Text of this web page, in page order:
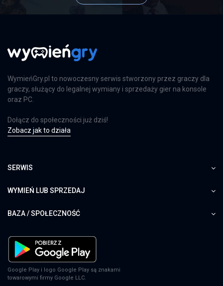
WymieńGry.pl to nowoczesny serwis stworzony przez graczy dla
graczy, służący do legalnej wymiany i sprzedaży gier na konsole
oraz PC.
Dołącz do społeczności już dziś!
Zobacz jak to działa
SERWIS
WYMIEŃ LUB SPRZEDAJ
BAZA / SPOŁECZNOŚĆ
Google Play i logo Google Play są znakami
towarowymi firmy Google LLC.